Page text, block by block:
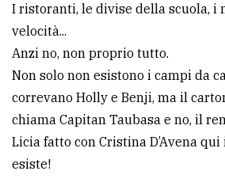
I ristoranti, le divise della scuola, i
velocità...
Anzi no, non proprio tutto.
Non solo non esistono i campi da
correvano Holly e Benji, ma il
chiama Capitan Taubasa e no, il
Licia fatto con Cristina D’Avena
esiste!